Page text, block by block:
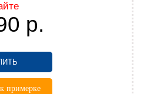
р.
примерке